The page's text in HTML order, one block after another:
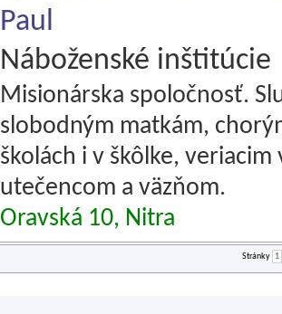
Paul
Náboženské inštitúcie
Misionárska spoločnosť.
slobodným matkám,
školách i v škôlke,
utečencom a väzňom.
Oravská 10, Nitra
Stránky 1